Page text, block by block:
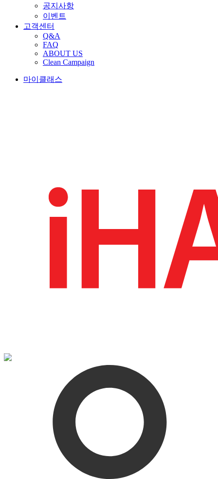
공지사항
이벤트
고객센터
Q&A
FAQ
ABOUT US
Clean Campaign
마이클래스